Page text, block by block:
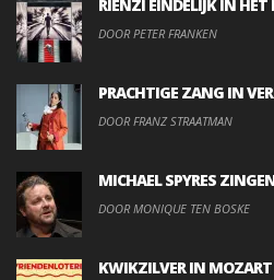
RIENZI EINDELIJK IN HET
DOOR PETER FRANKEN
PRACHTIGE ZANG IN
DOOR FRANZ STRAATMAN
MICHAEL SPYRES
DOOR MONIQUE TEN BOSKE
KWIKZILVER IN